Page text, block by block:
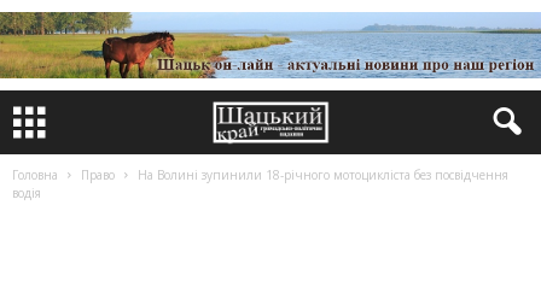
Головна Право
На Волині зупинили 18-річного мотоцикліста без посвідчення
водія